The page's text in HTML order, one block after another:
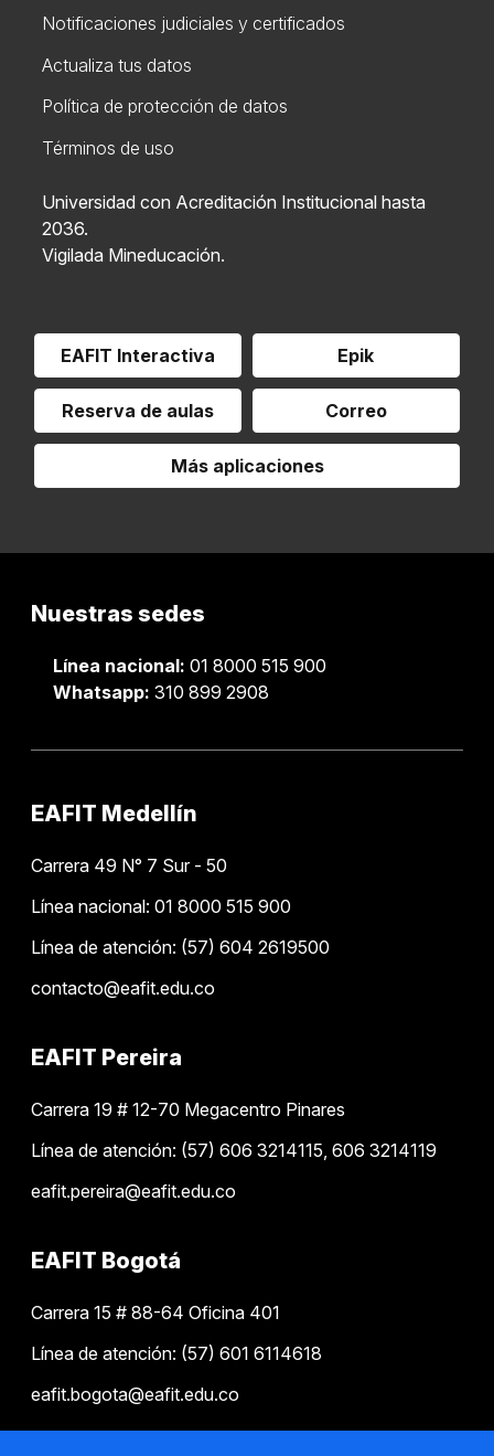
Notificaciones judiciales y certificados
Actualiza tus datos
Política de protección de datos
Términos de uso
Universidad con Acreditación Institucional hasta
2036.
Vigilada Mineducación.
EAFIT Interactiva Epik
Reserva de aulas Correo
Más aplicaciones
Nuestras sedes
Línea nacional: 01 8000 515 900
Whatsapp: 310 899 2908
EAFIT Medellín
Carrera 49 N° 7 Sur - 50
Línea nacional: 01 8000 515 900
Línea de atención: (57) 604 2619500
contacto@eafit.edu.co
EAFIT Pereira
Carrera 19 # 12-70 Megacentro Pinares
Línea de atención: (57) 606 3214115, 606 3214119
eafit.pereira@eafit.edu.co
EAFIT Bogotá
Carrera 15 # 88-64 Oficina 401
Línea de atención: (57) 601 6114618
eafit.bogota@eafit.edu.co